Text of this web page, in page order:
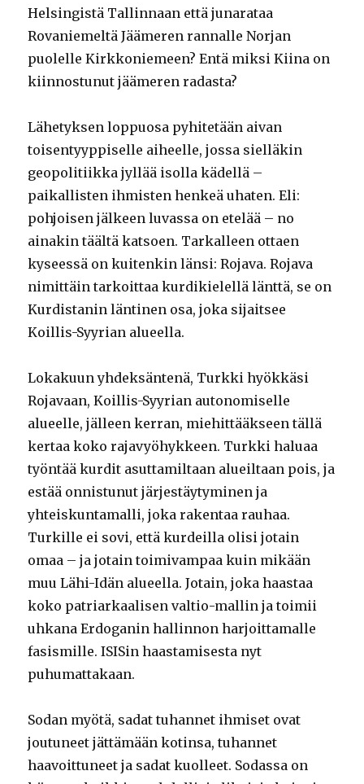
Helsingistä Tallinnaan että junarataa
Rovaniemeltä Jäämeren rannalle Norjan
puolelle Kirkkoniemeen? Entä miksi Kiina on
kiinnostunut jäämeren radasta?
Lähetyksen loppuosa pyhitetään aivan
toisentyyppiselle aiheelle, jossa sielläkin
geopolitiikka jyllää isolla kädellä –
paikallisten ihmisten henkeä uhaten. Eli:
pohjoisen jälkeen luvassa on etelää – no
ainakin täältä katsoen. Tarkalleen ottaen
kyseessä on kuitenkin länsi: Rojava. Rojava
nimittäin tarkoittaa kurdikielellä länttä, se on
Kurdistanin läntinen osa, joka sijaitsee
Koillis-Syyrian alueella.
Lokakuun yhdeksäntenä, Turkki hyökkäsi
Rojavaan, Koillis-Syyrian autonomiselle
alueelle, jälleen kerran, miehittääkseen tällä
kertaa koko rajavyöhykkeen. Turkki haluaa
työntää kurdit asuttamiltaan alueiltaan pois, ja
estää onnistunut järjestäytyminen ja
yhteiskuntamalli, joka rakentaa rauhaa.
Turkille ei sovi, että kurdeilla olisi jotain
omaa – ja jotain toimivampaa kuin mikään
muu Lähi-Idän alueella. Jotain, joka haastaa
koko patriarkaalisen valtio-mallin ja toimii
uhkana Erdoganin hallinnon harjoittamalle
fasismille. ISISin haastamisesta nyt
puhumattakaan.
Sodan myötä, sadat tuhannet ihmiset ovat
joutuneet jättämään kotinsa, tuhannet
haavoittuneet ja sadat kuolleet. Sodassa on